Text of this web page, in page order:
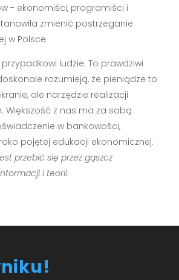
- ekonomiści, programiści i
zmienić postrzeganie
w Polsce.
przypadkowi ludzie. To prawdziwi
rozumieją, że pieniądze to
ale narzędzie realizacji
Większość z nas ma za sobą
w bankowości,
pojętej edukacji ekonomicznej.
przebić się przez gąszcz
i teorii.